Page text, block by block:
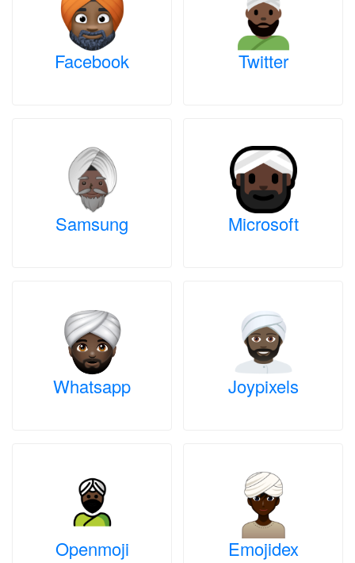
Facebook Twitter
Samsung Microsoft
Whatsapp Joypixels
Openmoji Emojidex